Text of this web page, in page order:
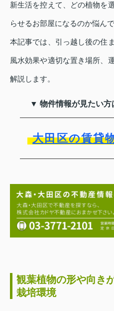
新生活を控えて、どの植物を
らせるお部屋になるのか悩ん
本記事では、引っ越し後の住
風水効果や適切な置き場所、
解説します。
▼ 物件情報が見たい
大田区の賃貸
観葉植物の形や向き
栽培環境